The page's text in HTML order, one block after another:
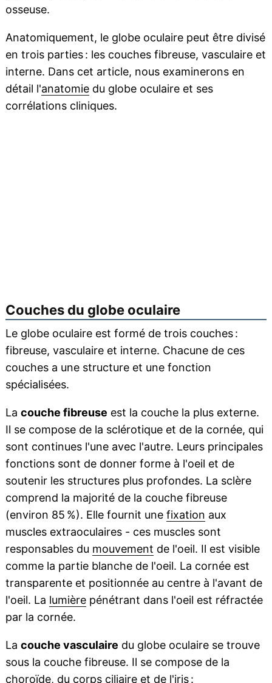
osseuse.
Anatomiquement, le globe oculaire peut être divisé
en trois parties : les couches fibreuse, vasculaire et
interne. Dans cet article, nous examinerons en
détail l'anatomiedu globe oculaire et ses
corrélations cliniques.
Couches du globe oculaire
Le globe oculaire est formé de trois couches :
fibreuse, vasculaire et interne. Chacune de ces
couches a une structure et une fonction
spécialisées.
La couche fibreuse est la couche la plus externe.
Il se compose de la sclérotique et de la cornée, qui
sont continues l'une avec l'autre. Leurs principales
fonctions sont de donner forme à l'oeil et de
soutenir les structures plus profondes. La sclère
comprend la majorité de la couche fibreuse
(environ 85 %). Elle fournit une fixation aux
muscles extraoculaires - ces muscles sont
responsables du mouvement de l'oeil. Il est visible
comme la partie blanche de l'oeil. La cornée est
transparente et positionnée au centre à l'avant de
l'oeil. La lumièrepénétrant dans l'oeil est réfractée
par la cornée.
La couche vasculaire du globe oculaire se trouve
sous la couche fibreuse. Il se compose de la
choroïde, du corps ciliaire et de l'iris :